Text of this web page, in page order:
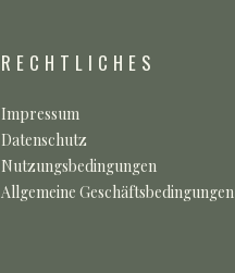
RECHTLICHES
Impressum
Datenschutz
Nutzungsbedingungen
Allgemeine Geschäftsbedingungen